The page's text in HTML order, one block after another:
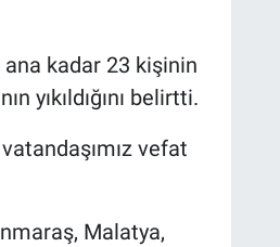
kadar 23 kişinin
yıkıldığını belirtti.
vefat
Malatya,